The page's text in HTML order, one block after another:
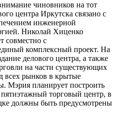
чиновников на тот
центра Иркутска связано с
инженерной
Николай Хиценко
совместно с
комплексный проект. На
делового центра, а также
на части существующих
всех рынков в крытые
Мэрия планирует построить
торговый центр, в
должны быть предусмотрены